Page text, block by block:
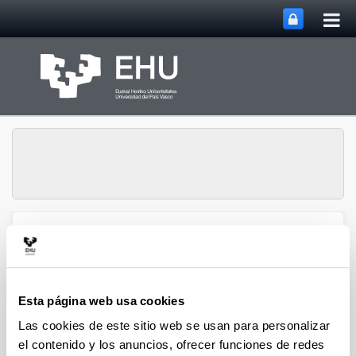
Esta página web usa cookies
Las cookies de este sitio web se usan para personalizar
el contenido y los anuncios, ofrecer funciones de redes
Universidad Europea
Misión de ENLIGHT